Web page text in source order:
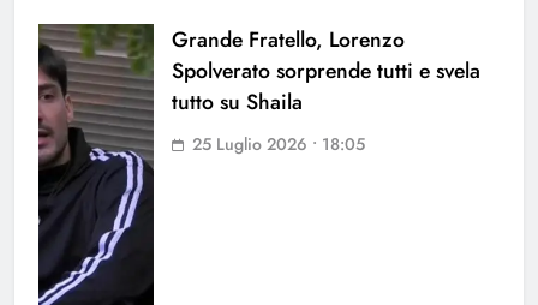
Grande Fratello, Lorenzo
Spolverato sorprende tutti e svela
tutto su Shaila
25 Luglio 2026 • 18:05